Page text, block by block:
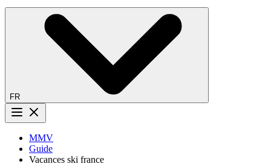
FR
Bouton menu
MMV
Guide
Vacances ski france